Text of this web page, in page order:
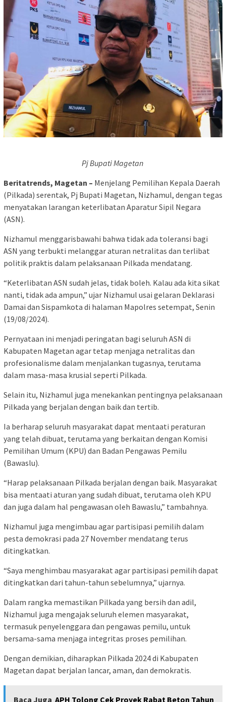
Pj Bupati Magetan
Beritatrends, Magetan – Menjelang Pemilihan Kepala Daerah
(Pilkada) serentak, Pj Bupati Magetan, Nizhamul, dengan tegas
menyatakan larangan keterlibatan Aparatur Sipil Negara
(ASN).
Nizhamul menggarisbawahi bahwa tidak ada toleransi bagi
ASN yang terbukti melanggar aturan netralitas dan terlibat
politik praktis dalam pelaksanaan Pilkada mendatang.
“Keterlibatan ASN sudah jelas, tidak boleh. Kalau ada kita sikat
nanti, tidak ada ampun,” ujar Nizhamul usai gelaran Deklarasi
Damai dan Sispamkota di halaman Mapolres setempat, Senin
(19/08/2024).
Pernyataan ini menjadi peringatan bagi seluruh ASN di
Kabupaten Magetan agar tetap menjaga netralitas dan
profesionalisme dalam menjalankan tugasnya, terutama
dalam masa-masa krusial seperti Pilkada.
Selain itu, Nizhamul juga menekankan pentingnya pelaksanaan
Pilkada yang berjalan dengan baik dan tertib.
Ia berharap seluruh masyarakat dapat mentaati peraturan
yang telah dibuat, terutama yang berkaitan dengan Komisi
Pemilihan Umum (KPU) dan Badan Pengawas Pemilu
(Bawaslu).
“Harap pelaksanaan Pilkada berjalan dengan baik. Masyarakat
bisa mentaati aturan yang sudah dibuat, terutama oleh KPU
dan juga dalam hal pengawasan oleh Bawaslu,” tambahnya.
Nizhamul juga mengimbau agar partisipasi pemilih dalam
pesta demokrasi pada 27 November mendatang terus
ditingkatkan.
“Saya menghimbau masyarakat agar partisipasi pemilih dapat
ditingkatkan dari tahun-tahun sebelumnya,” ujarnya.
Dalam rangka memastikan Pilkada yang bersih dan adil,
Nizhamul juga mengajak seluruh elemen masyarakat,
termasuk penyelenggara dan pengawas pemilu, untuk
bersama-sama menjaga integritas proses pemilihan.
Dengan demikian, diharapkan Pilkada 2024 di Kabupaten
Magetan dapat berjalan lancar, aman, dan demokratis.
Baca Juga APH Tolong Cek Proyek Rabat Beton Tahun